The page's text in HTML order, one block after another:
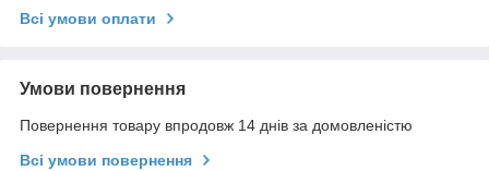
Всі умови оплати
Умови повернення
Повернення товару впродовж 14 днів за домовленістю
Всі умови повернення